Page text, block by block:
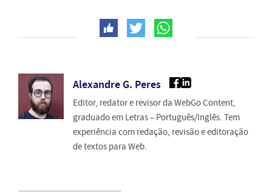
Alexandre G. Peres
Editor, redator e revisor da WebGo Content,
graduado em Letras – Português/Inglês. Tem
experiência com redação, revisão e editoração
de textos para Web.